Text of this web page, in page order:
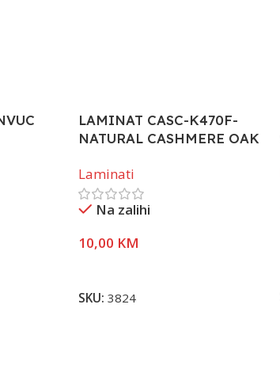
LAMINAT CASC-K470F-
NATURAL CASHMERE OAK
Laminati
Na zalihi
10,00 KM
SKU: 3824